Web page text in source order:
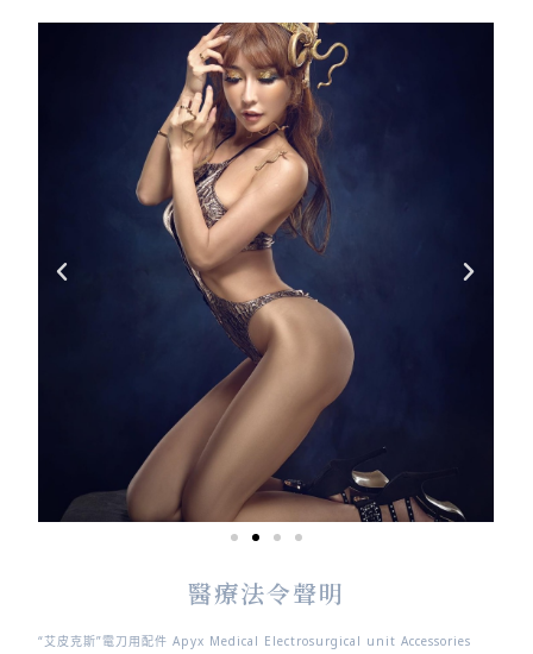
醫療法令聲明
“艾皮克斯”電刀用配件 Apyx Medical Electrosurgical unit Accessories